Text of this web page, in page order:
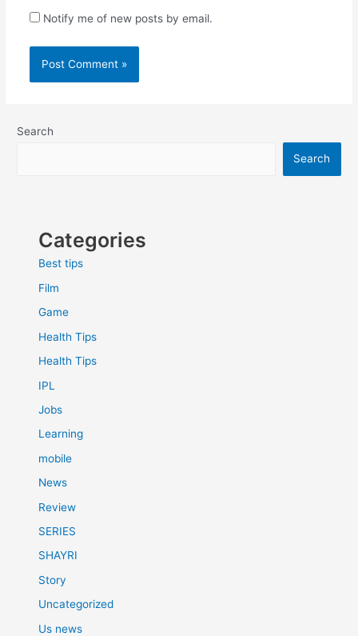
Notify me of new posts by email.
Search
Search
Categories
Best tips
Film
Game
Health Tips
Health Tips
IPL
Jobs
Learning
mobile
News
Review
SERIES
SHAYRI
Story
Uncategorized
Us news